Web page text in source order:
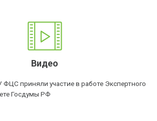
Видео
приняли участие в работе Экспертного
Госдумы РФ